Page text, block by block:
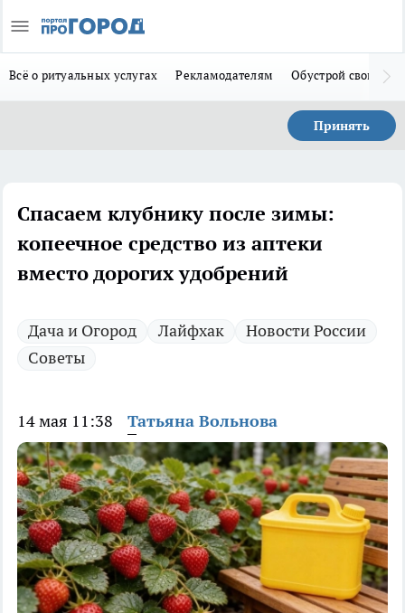
Всё о ритуальных услугах Рекламодателям Обустрой свой дом
Принять
Спасаем клубнику после зимы:
копеечное средство из аптеки
вместо дорогих удобрений
Дача и Огород Лайфхак
Новости России
Советы
14 мая 11:38 Татьяна Вольнова